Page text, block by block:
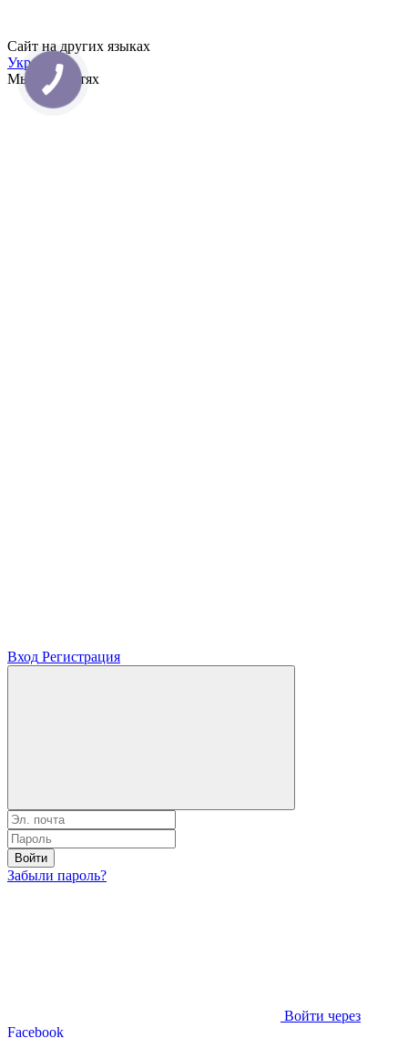
Сайт на других языках
УкрРус
Мы в соцсетях
Вход Регистрация
Войти
Забыли пароль?
Войти через
Facebook